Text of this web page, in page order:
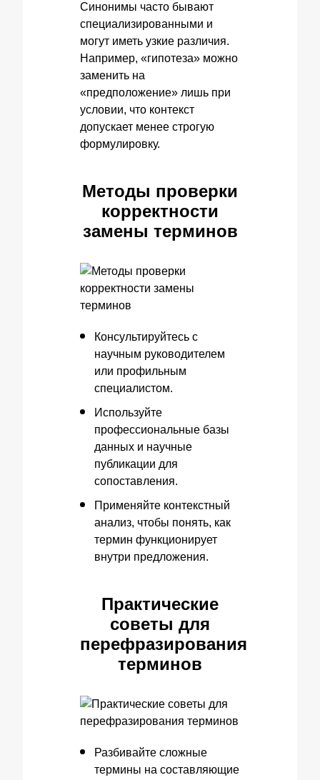
Синонимы часто бывают
специализированными и
могут иметь узкие различия.
Например, «гипотеза» можно
заменить на
«предположение» лишь при
условии, что контекст
допускает менее строгую
формулировку.
Методы проверки
корректности
замены терминов
Консультируйтесь с
научным руководителем
или профильным
специалистом.
Используйте
профессиональные базы
данных и научные
публикации для
сопоставления.
Применяйте контекстный
анализ, чтобы понять, как
термин функционирует
внутри предложения.
Практические
советы для
перефразирования
терминов
Разбивайте сложные
термины на составляющие